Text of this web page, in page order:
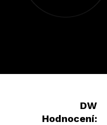
DW
Hodnocení: